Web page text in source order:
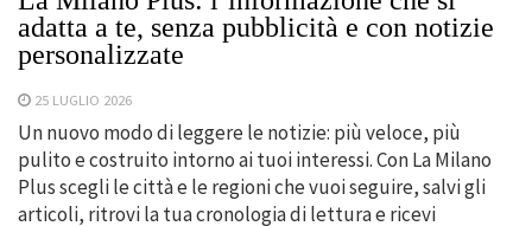
adatta a te, senza pubblicità e con notizie
personalizzate
25 LUGLIO 2026
Un nuovo modo di leggere le notizie: più veloce, più
pulito e costruito intorno ai tuoi interessi. Con La Milano
Plus scegli le città e le regioni che vuoi seguire, salvi gli
articoli, ritrovi la tua cronologia di lettura e ricevi